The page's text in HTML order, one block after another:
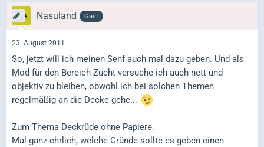
Nasuland Gast
23. August 2011
So, jetzt will ich meinen Senf auch mal dazu geben. Und als
Mod für den Bereich Zucht versuche ich auch nett und
objektiv zu bleiben, obwohl ich bei solchen Themen
regelmäßig an die Decke gehe...
Zum Thema Deckrüde ohne Papiere:
Mal ganz ehrlich, welche Gründe sollte es geben einen